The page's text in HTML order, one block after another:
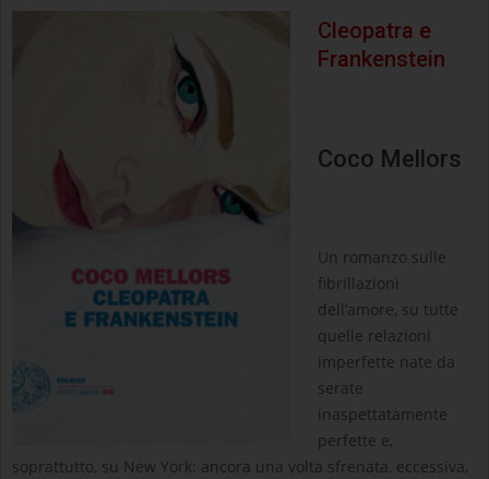
Cleopatra e
Frankenstein
Coco Mellors
Un romanzo sulle
fibrillazioni
dell’amore, su tutte
quelle relazioni
imperfette nate da
serate
inaspettatamente
perfette e,
soprattutto, su New York: ancora una volta sfrenata, eccessiva,